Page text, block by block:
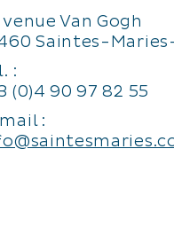
Van Gogh
Saintes-
:
(0)4 90 97 82 55
: